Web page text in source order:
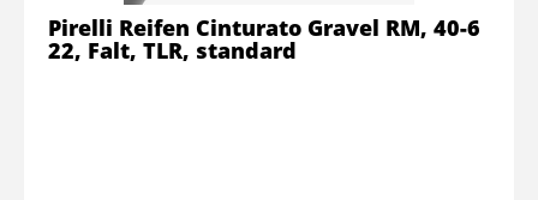
Pirelli Reifen Cinturato Gravel RM, 40-6
22, Falt, TLR, standard